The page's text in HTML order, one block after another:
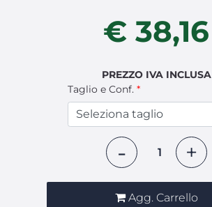
€ 38,16
PREZZO IVA INCLUSA
Taglio e Conf.*
Agg. Carrello